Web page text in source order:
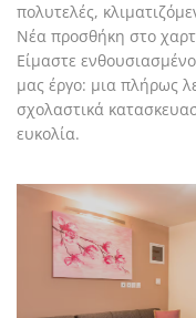
πολυτελές,
Νέα προσθήκη στο
Είμαστε
μας έργο: μια πλήρως
σχολαστικά
ευκολία.